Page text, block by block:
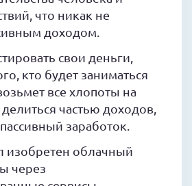
что никак не
доходом.
свои деньги,
кто будет заниматься
все хлопоты на
частью доходов,
заработок.
изобретен облачный
через